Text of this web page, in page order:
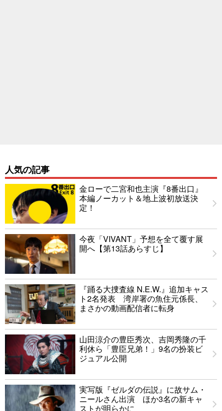
人気の記事
金ローで二宮和也主演『8番出口』
本編ノーカット＆地上波初放送決
定！
今夜「VIVANT」予想を全て覆す展
開へ【第13話あらすじ】
『踊る大捜査線 N.E.W.』追加キャス
ト2名発表 湾岸署の魚住元係長、
まさかの動画配信者に転身
山田涼介の豊臣秀次、吉岡秀隆の千
利休ら「豊臣兄弟！」9名の扮装ビ
ジュアル公開
実写版『ゼルダの伝説』に故サム・
ニールさん出演 ほか3名の新キャ
ストが明らかに